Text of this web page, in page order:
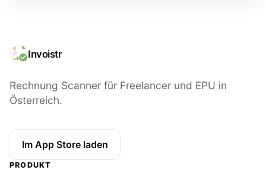
Invoistr
Rechnung Scanner für Freelancer und EPU in
Österreich.
Im App Store laden
PRODUKT